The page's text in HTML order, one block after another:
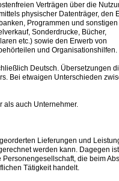
Verträgen über die
physischer Datenträger, den
Programmen und
Sonderdrucke, Bücher,
etc.) sowie den Erwerb von
und Organisationshilfen.
Deutsch. Übersetzungen
Bei etwaigen Unterschieden
als auch Unternehmer.
Lieferungen und
werden kann. Dagegen ist
die beim
Tätigkeit handelt.